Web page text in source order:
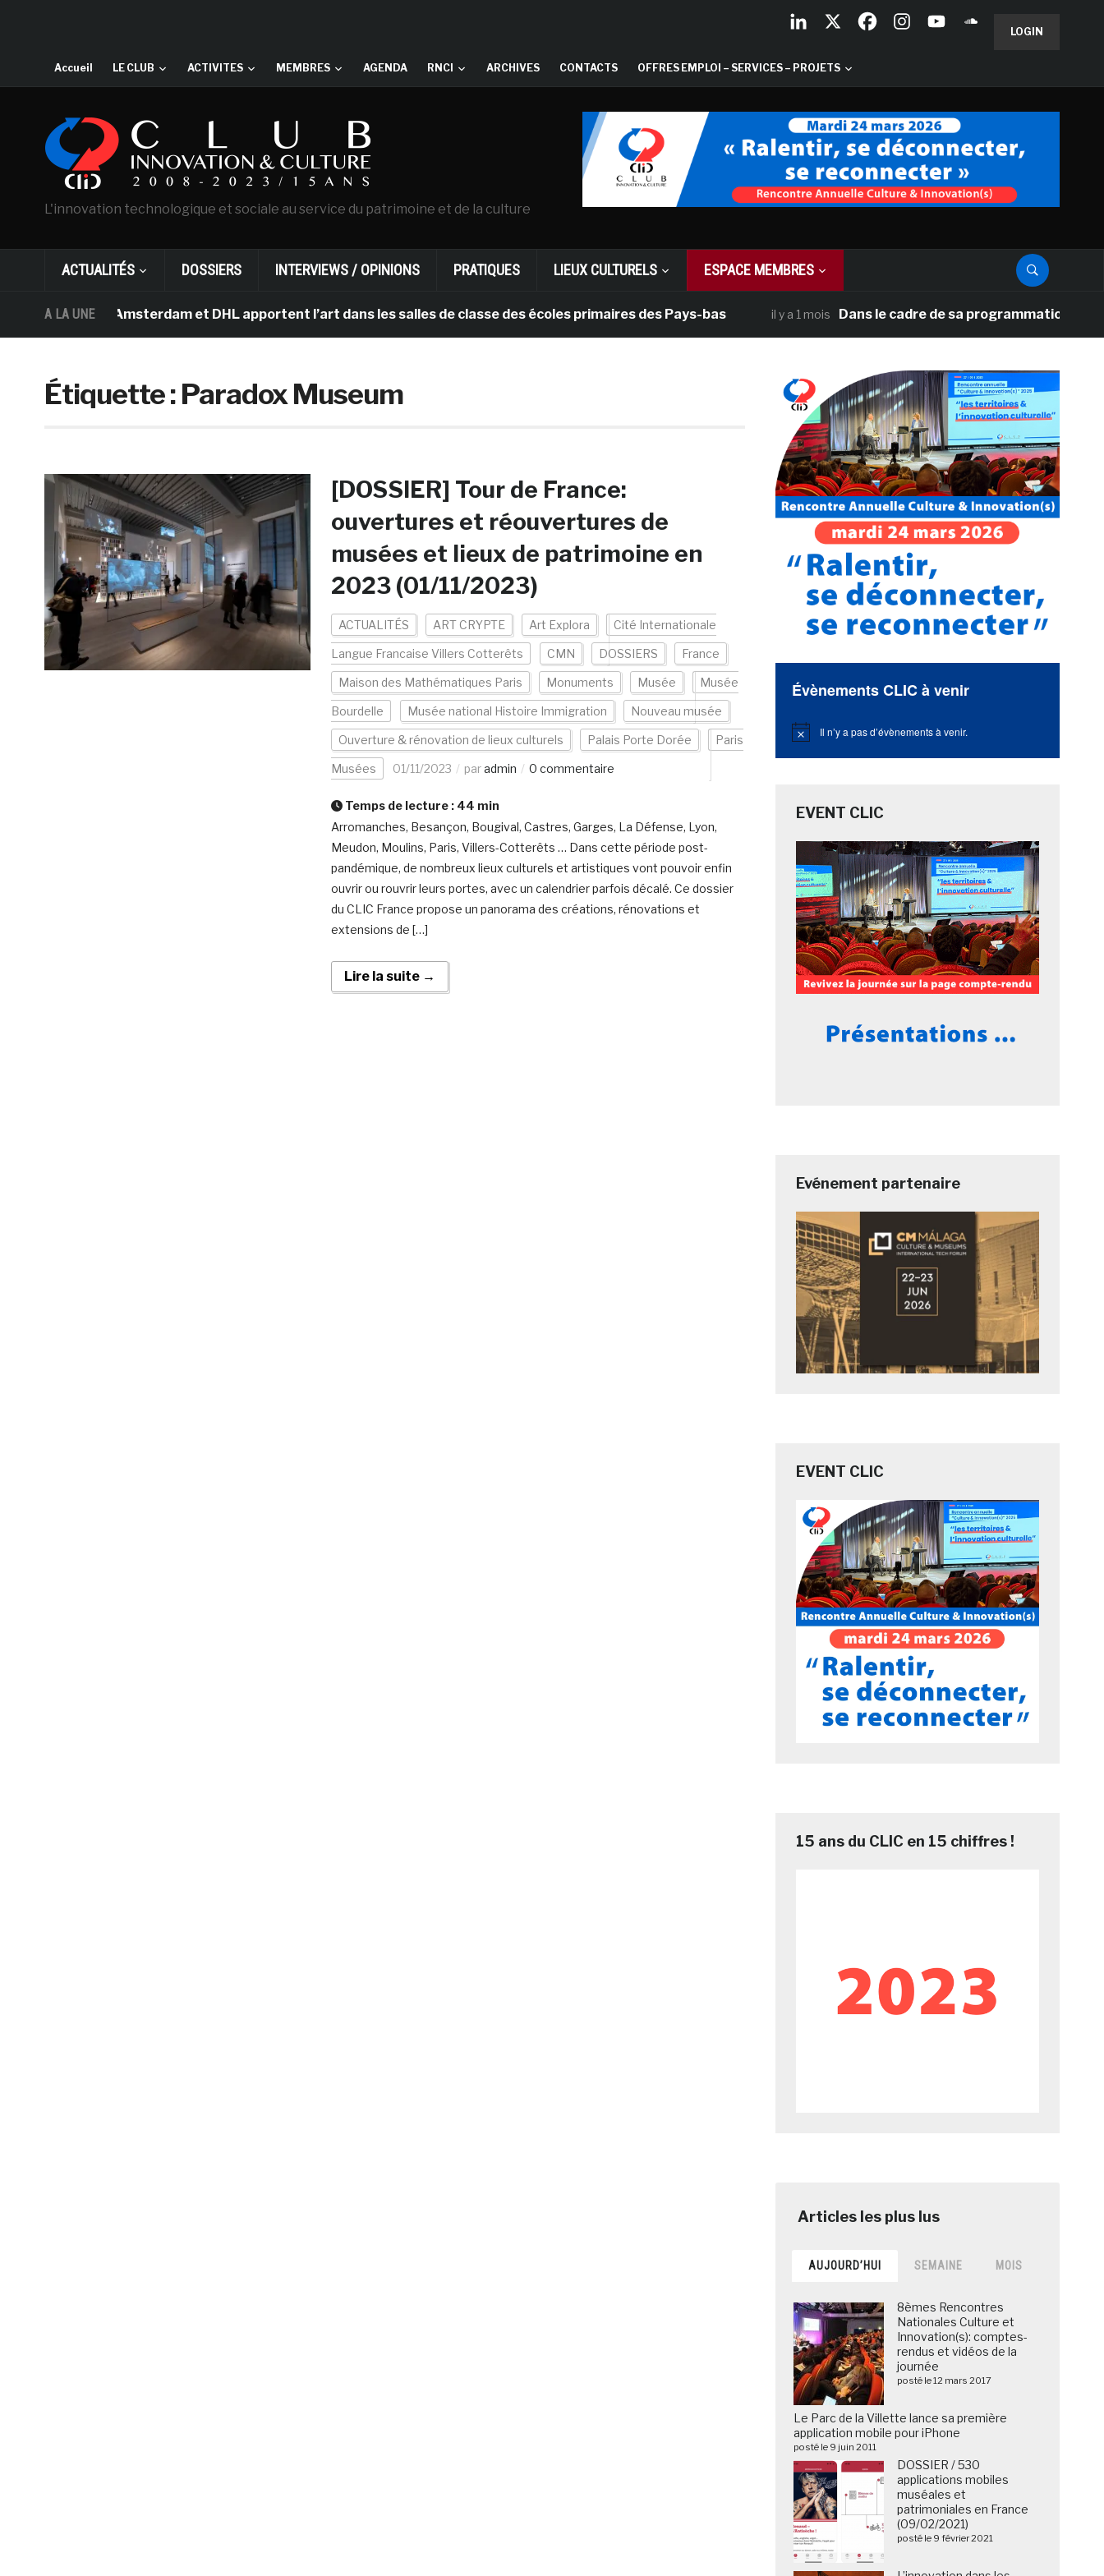
LOGIN
Accueil LE CLUB ACTIVITES MEMBRES AGENDA RNCI ARCHIVES CONTACTS OFFRES EMPLOI – SERVICES – PROJETS
L'innovation technologique et sociale au service du patrimoine et de la culture
ACTUALITÉS DOSSIERS INTERVIEWS / OPINIONS PRATIQUES LIEUX CULTURELS ESPACE MEMBRES
A LA UNE
Gogh d’Amsterdam et DHL apportent l’art dans les salles de classe des écoles primaires des Pays-bas il y a 1 mois Dans le cadre de sa programmation
Étiquette :Paradox Museum
[DOSSIER] Tour de France:
ouvertures et réouvertures de
musées et lieux de patrimoine en
2023 (01/11/2023)
ACTUALITÉS ART CRYPTE Art Explora Cité Internationale
Langue Francaise Villers Cotterêts CMN DOSSIERS France
Maison des Mathématiques Paris Monuments Musée Musée
Bourdelle Musée national Histoire Immigration Nouveau musée
Ouverture & rénovation de lieux culturels Palais Porte Dorée Paris
Musées 01/11/2023 paradmin 0 commentaire
Temps de lecture : 44 min
Arromanches, Besançon, Bougival, Castres, Garges, La Défense, Lyon,
Meudon, Moulins, Paris, Villers-Cotterêts … Dans cette période post-
pandémique, de nombreux lieux culturels et artistiques vont pouvoir enfin
ouvrir ou rouvrir leurs portes, avec un calendrier parfois décalé. Ce dossier
du CLIC France propose un panorama des créations, rénovations et
extensions de […]
Lire la suite →
Évènements CLIC à venir
Notice Il n’y a pas d’évènements à venir.
EVENT CLIC
Evénement partenaire
EVENT CLIC
15 ans du CLIC en 15 chiffres !
AUJOURD’HUI SEMAINE MOIS
8èmes Rencontres
Nationales Culture et
Innovation(s): comptes-
rendus et vidéos de la
journée
posté le 12 mars 2017
Le Parc de la Villette lance sa première
application mobile pour iPhone
posté le 9 juin 2011
DOSSIER / 530
applications mobiles
muséales et
patrimoniales en France
(09/02/2021)
posté le 9 février 2021